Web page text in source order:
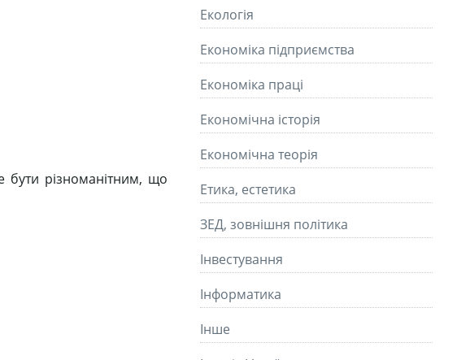
бути різноманітним, що
Екологія
Економіка підприємства
Економіка праці
Економічна історія
Економічна теорія
Етика, естетика
ЗЕД, зовнішня політика
Інвестування
Інформатика
Інше